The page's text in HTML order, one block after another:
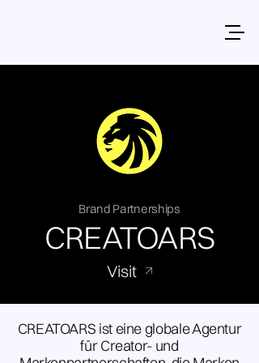
Brand Partnerships
CREATOARS
Visit
CREATOARS ist eine globale Agentur
für Creator- und